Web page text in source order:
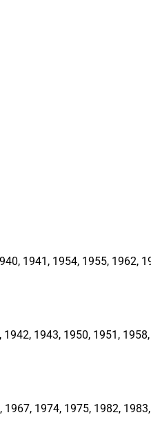
1941, 1954, 1955, 1962,
1943, 1950, 1951,
1974, 1975, 1982,